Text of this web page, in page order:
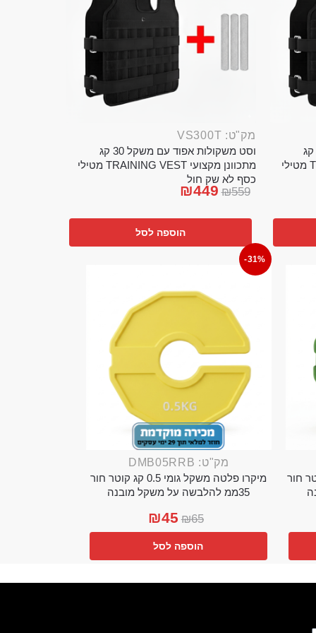
וסט משקולות אפוד עם משקל 20 קג
מתכוונן מקצועי TRAINING VEST מטילי
מק"ט: VS300T
וסט משקולות אפוד עם משקל 30 קג
מתכוונן מקצועי TRAINING VEST מטילי
כסף לא שק חול
₪559
₪449
הוספה לסל
0.25 קג קוטר חור
-31%
מק"ט: DMB05RRB
מיקרו פלטה משקל גומי 0.5 קג קוטר חור
35ממ להלבשה על משקל מובנה
₪65
₪45
הוספה לסל